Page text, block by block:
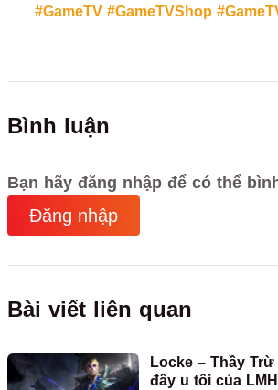
#GameTV #GameTVShop
Bình luận
Bạn hãy đăng nhập để có thể
Đăng nhập
Bài viết liên quan
Locke – Thầy
đầy u tối của